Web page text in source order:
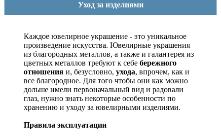
Уход за изделиями
Каждое ювелирное украшение - это уникальное
произведение искусства. Ювелирные украшения
из благородных металлов, а также и галантерея из
цветных металлов требуют к себе бережного
отношения и, безусловно, ухода, впрочем, как и
все благородное. Для того чтобы они как можно
дольше имели первоначальный вид и радовали
глаз, нужно знать некоторые особенности по
хранению и уходу за ювелирными изделиями.
Правила эксплуатации